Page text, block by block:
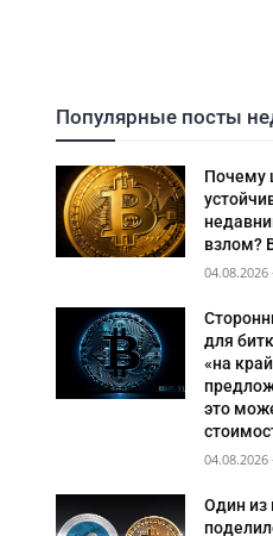
Популярные посты
Почему
взлом?
04.08.2026
для
«на
это
04.08.2026
Один из